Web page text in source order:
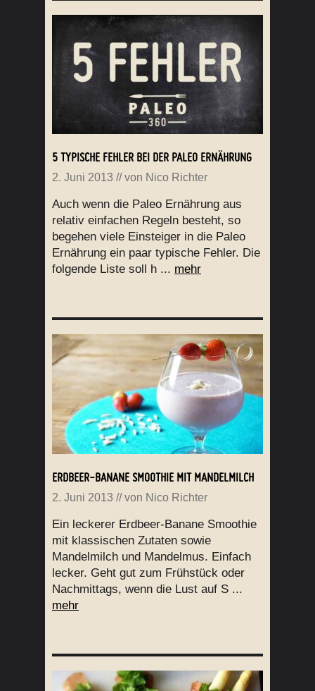
5 TYPISCHE FEHLER BEI DER PALEO ERNÄHRUNG
2. Juni 2013 // von Nico Richter
Auch wenn die Paleo Ernährung aus
relativ einfachen Regeln besteht, so
begehen viele Einsteiger in die Paleo
Ernährung ein paar typische Fehler. Die
folgende Liste soll h ... mehr
ERDBEER-BANANE SMOOTHIE MIT MANDELMILCH
2. Juni 2013 // von Nico Richter
Ein leckerer Erdbeer-Banane Smoothie
mit klassischen Zutaten sowie
Mandelmilch und Mandelmus. Einfach
lecker. Geht gut zum Frühstück oder
Nachmittags, wenn die Lust auf S ...
mehr